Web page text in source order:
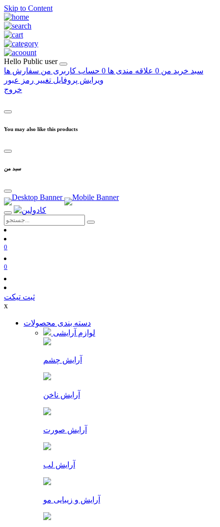
Skip to Content
Hello Public user
سبد خرید من 0 علاقه مندی ها 0 حساب کاربری من سفارش ها
ویرایش پروفایل تغییر رمز عبور
خروج
You may also like this products
سبد من
0
0
ثبت تیکت
x
دسته بندی محصولات
لوازم آرایشی
آرایش چشم
آرایش ناخن
آرایش صورت
آرایش لب
آرایش و زیبایی مو